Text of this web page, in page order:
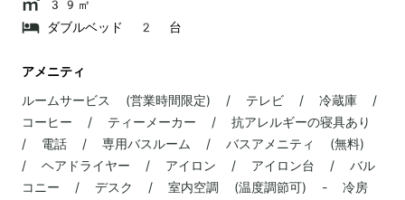
39㎡
ダブルベッド 2 台
アメニティ
ルームサービス (営業時間限定) / テレビ / 冷蔵庫 /
コーヒー / ティーメーカー / 抗アレルギーの寝具あり
/ 電話 / 専用バスルーム / バスアメニティ (無料)
/ ヘアドライヤー / アイロン / アイロン台 / バル
コニー / デスク / 室内空調 (温度調節可) - 冷房